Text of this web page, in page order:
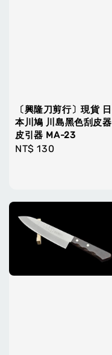
〔興隆刀剪行〕現貨 日
本川鳩 川島黑色刮皮器
皮引器 MA-23
Regular
NT$ 130